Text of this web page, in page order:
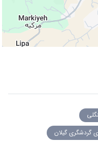
گردشگری گیلان